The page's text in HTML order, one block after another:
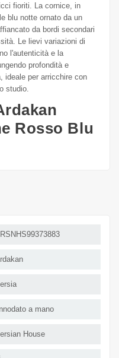
fioriti. La cornice, in
blu notte ornato da un
da bordi secondari
Le lievi variazioni di
l'autenticità e la
profondità e
ideale per arricchire con
studio.
Rosso Blu
a mano
House